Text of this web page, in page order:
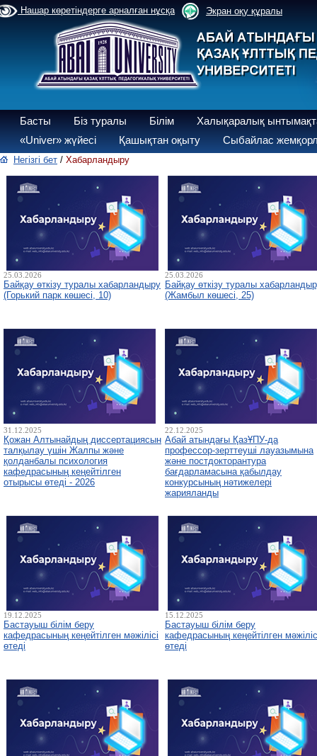
Нашар көретіндерге арналған нұсқа Экран оқу құралы
Басты Біз туралы Білім
Халықаралық
«Univer» жүйесі
Қашықтан оқыту Сыбайлас
Негізгі бет / Хабарландыру
25.03.2026
Байқау өткізу туралы хабарландыру
(Горький парк көшесі, 10)
25.03.2026
Байқау өткізу туралы
(Жамбыл көшесі, 25)
31.12.2025
Қожан Алтынайдың диссертациясын
талқылау үшін Жалпы және
қолданбалы психология
кафедрасының кеңейтілген
отырысы өтеді - 2026
22.12.2025
Абай атындағы ҚазҰПУ-да
профессор-зерттеуші лауазымына
және постдокторантура
бағдарламасына қабылдау
конкурсының нәтижелері
жарияланды
19.12.2025
Бастауыш білім беру
кафедрасының кеңейтілген мәжілісі
өтеді
15.12.2025
Бастауыш білім беру
кафедрасының кеңейтілген
өтеді